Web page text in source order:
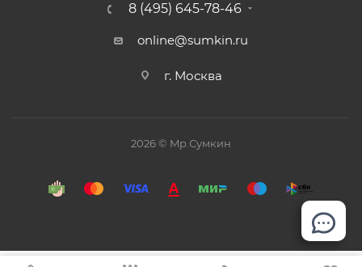
8 (495) 645-78-46
online@sumkin.ru
г. Москва
2026 © Mр.Сумкин